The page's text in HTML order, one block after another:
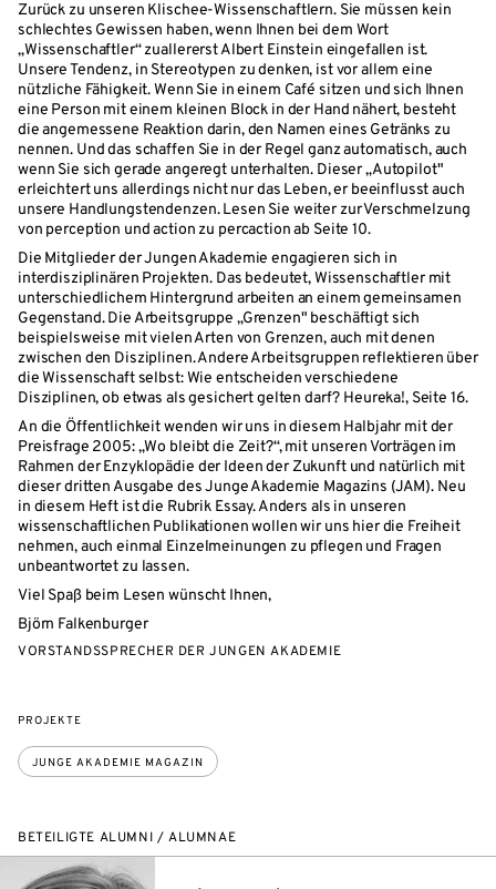
Zurück zu unseren Klischee-Wissenschaftlern. Sie müssen kein
schlechtes Gewissen haben, wenn Ihnen bei dem Wort
„Wissenschaftler“ zuallererst Albert Einstein eingefallen ist.
Unsere Tendenz, in Stereotypen zu denken, ist vor allem eine
nützliche Fähigkeit. Wenn Sie in einem Café sitzen und sich Ihnen
eine Person mit einem kleinen Block in der Hand nähert, besteht
die angemessene Reaktion darin, den Namen eines Getränks zu
nennen. Und das schaffen Sie in der Regel ganz automatisch, auch
wenn Sie sich gerade angeregt unterhalten. Dieser „Autopilot"
erleichtert uns allerdings nicht nur das Leben, er beeinflusst auch
unsere Handlungstendenzen. Lesen Sie weiter zur Verschmelzung
von perception und action zu percaction ab Seite 10.
Die Mitglieder der Jungen Akademie engagieren sich in
interdisziplinären Projekten. Das bedeutet, Wissenschaftler mit
unterschiedlichem Hintergrund arbeiten an einem gemeinsamen
Gegenstand. Die Arbeitsgruppe „Grenzen" beschäftigt sich
beispielsweise mit vielen Arten von Grenzen, auch mit denen
zwischen den Disziplinen. Andere Arbeitsgruppen reflektieren über
die Wissenschaft selbst: Wie entscheiden verschiedene
Disziplinen, ob etwas als gesichert gelten darf? Heureka!, Seite 16.
An die Öffentlichkeit wenden wir uns in diesem Halbjahr mit der
Preisfrage 2005: „Wo bleibt die Zeit?“, mit unseren Vorträgen im
Rahmen der Enzyklopädie der Ideen der Zukunft und natürlich mit
dieser dritten Ausgabe des Junge Akademie Magazins (JAM). Neu
in diesem Heft ist die Rubrik Essay. Anders als in unseren
wissenschaftlichen Publikationen wollen wir uns hier die Freiheit
nehmen, auch einmal Einzelmeinungen zu pflegen und Fragen
unbeantwortet zu lassen.
Viel Spaß beim Lesen wünscht Ihnen,
Björn Falkenburger
VORSTANDSSPRECHER DER JUNGEN AKADEMIE
PROJEKTE
JUNGE AKADEMIE MAGAZIN
BETEILIGTE ALUMNI / ALUMNAE